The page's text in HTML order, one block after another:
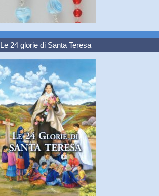
Le 24 glorie di Santa Teresa